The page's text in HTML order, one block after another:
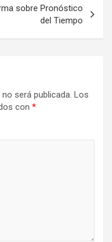
sobre Pronóstico
del Tiempo
será publicada. Los
con *